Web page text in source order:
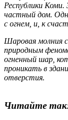
Республики Коми.
частный дом.
с огнем, и, к
Шаровая молния
природным
огненный шар,
проникать в
отверстия.
Читайте